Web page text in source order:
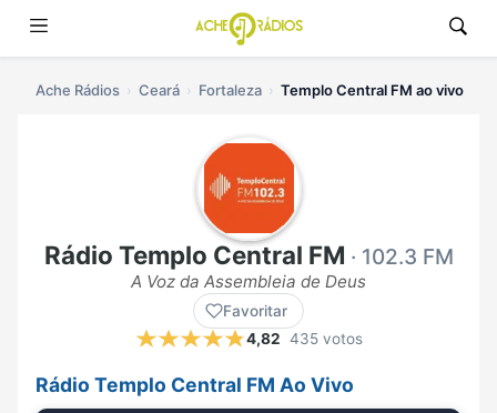
Ache Rádios Ceará Fortaleza Templo Central FM ao vivo
Rádio Templo Central FM · 102.3 FM
A Voz da Assembleia de Deus
Favoritar
4,82 435 votos
Rádio Templo Central FM Ao Vivo